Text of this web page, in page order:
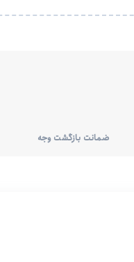
ضمانت بازگشت وجه